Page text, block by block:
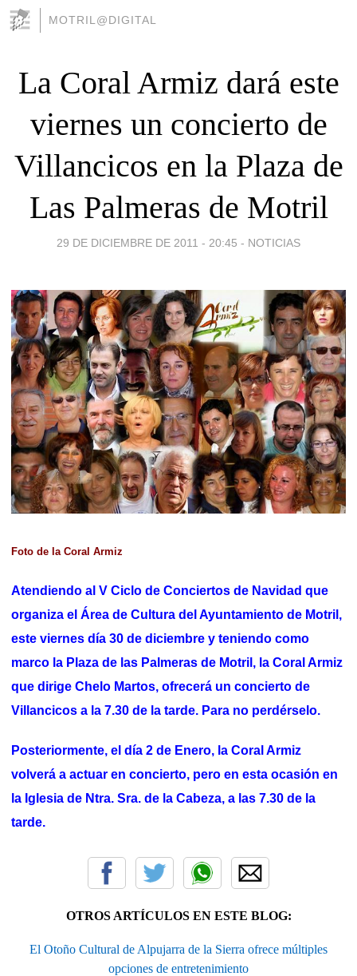
MOTRIL@DIGITAL
La Coral Armiz dará este
viernes un concierto de
Villancicos en la Plaza de
Las Palmeras de Motril
29 DE DICIEMBRE DE 2011 - 20:45 - NOTICIAS
Foto de la Coral Armiz
Atendiendo al V Ciclo de Conciertos de Navidad que
organiza el Área de Cultura del Ayuntamiento de Motril,
este viernes día 30 de diciembre y teniendo como
marco la Plaza de las Palmeras de Motril, la Coral Armiz
que dirige Chelo Martos, ofrecerá un concierto de
Villancicos a la 7.30 de la tarde. Para no perdérselo.
Posteriormente, el día 2 de Enero, la Coral Armiz
volverá a actuar en concierto, pero en esta ocasión en
la Iglesia de Ntra. Sra. de la Cabeza, a las 7.30 de la
tarde.
OTROS ARTÍCULOS EN ESTE BLOG:
El Otoño Cultural de Alpujarra de la Sierra ofrece múltiples
opciones de entretenimiento